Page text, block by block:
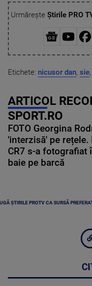
Urmărește Știrile PRO
Etichete: nicusor dan, sie,
ARTICOL
SPORT.RO
FOTO Georgina
'interzisă' pe rețele.
CR7 s-a fotografiat
baie pe barcă
ȘTIRILE PROTV CA SURSĂ